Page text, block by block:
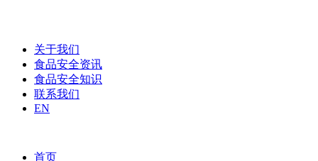
关于我们
食品安全资讯
食品安全知识
联系我们
EN
首页